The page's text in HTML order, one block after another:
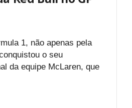
1, não apenas pela
o seu
da equipe McLaren, que